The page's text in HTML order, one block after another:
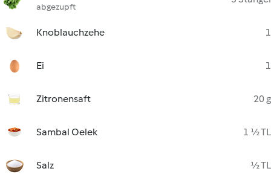
abgezupft
Knoblauchzehe 1
Ei 1
Zitronensaft 20 g
Sambal Oelek 1 ½ TL
Salz ½ TL